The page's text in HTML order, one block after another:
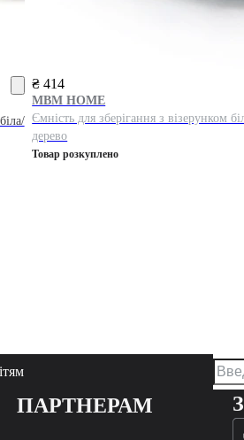
₴ 414
MBM HOME
Ємність для зберігання з візерунком
дерево
Товар розкуплено
ПАРТНЕРАМ